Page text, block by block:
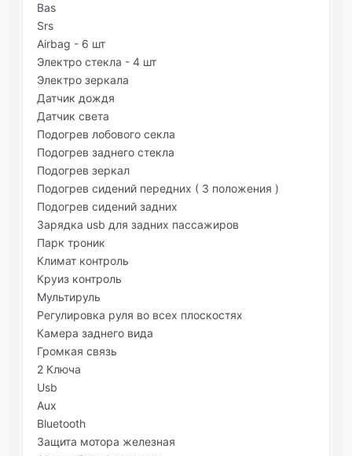
Bas
Srs
Airbag - 6 шт
Электро стекла - 4 шт
Электро зеркала
Датчик дождя
Датчик света
Подогрев лобового секла
Подогрев заднего стекла
Подогрев зеркал
Подогрев сидений передних ( 3 положения )
Подогрев сидений задних
Зарядка usb для задних пассажиров
Парк троник
Климат контроль
Круиз контроль
Мультируль
Регулировка руля во всех плоскостях
Камера заднего вида
Громкая связь
2 Ключа
Usb
Aux
Bluetooth
Защита мотора железная